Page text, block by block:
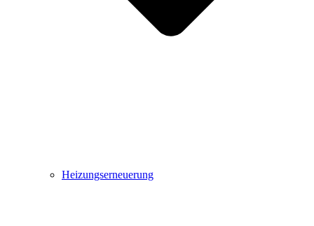
Heizungserneuerung